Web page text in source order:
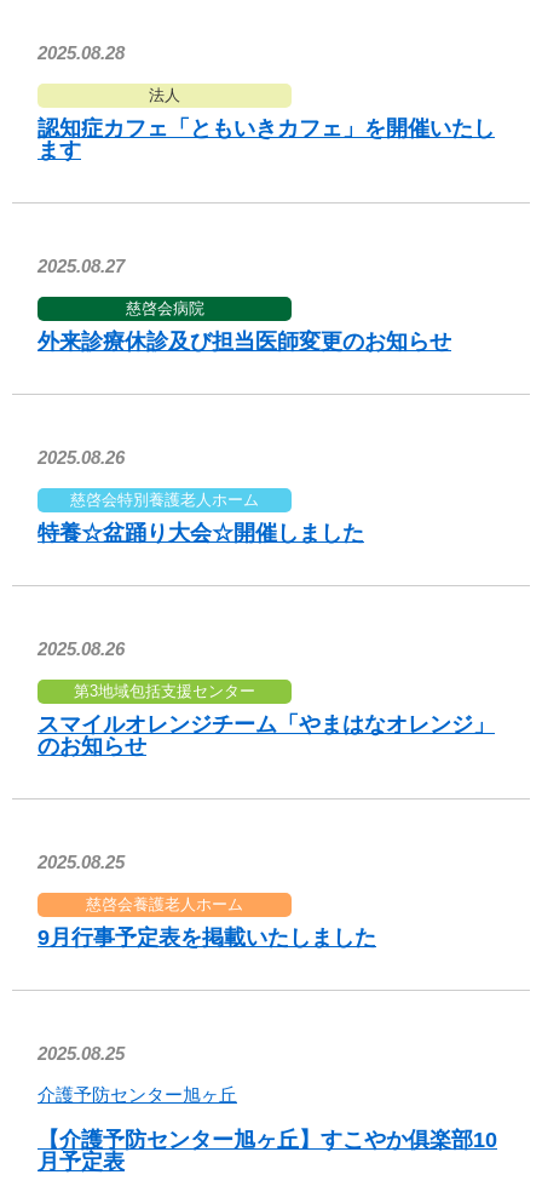
2025.08.28
法人
認知症カフェ「ともいきカフェ」を開催いたし
ます
2025.08.27
慈啓会病院
外来診療休診及び担当医師変更のお知らせ
2025.08.26
慈啓会特別養護老人ホーム
特養☆盆踊り大会☆開催しました
2025.08.26
第3地域包括支援センター
スマイルオレンジチーム「やまはなオレンジ」
のお知らせ
2025.08.25
慈啓会養護老人ホーム
9月行事予定表を掲載いたしました
2025.08.25
介護予防センター旭ヶ丘
【介護予防センター旭ヶ丘】すこやか俱楽部10
月予定表